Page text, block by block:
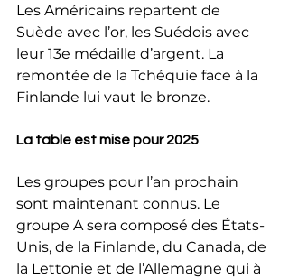
Les Américains repartent de
Suède avec l’or, les Suédois avec
leur 13e médaille d’argent. La
remontée de la Tchéquie face à la
Finlande lui vaut le bronze.
La table est mise pour 2025
Les groupes pour l’an prochain
sont maintenant connus. Le
groupe A sera composé des États-
Unis, de la Finlande, du Canada, de
la Lettonie et de l’Allemagne qui à